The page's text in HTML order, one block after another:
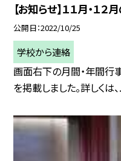
【お知らせ】１１月・１
公開日 2022/10/25
学校から連絡
画面右下の月間・年間行
を掲載しました。詳しくは